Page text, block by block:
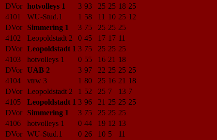
DVor hotvolleys 1 3 93 25 25 18 25
4101
WU-Stud.1 1 58 11 10 25 12
DVor
Simmering 1 3 75 25 25 25
4102
Leopoldstadt 2 0 45 17 17 11
DVor Leopoldstadt 1 3 75 25 25 25
4103
hotvolleys 1 0 55 16 21 18
DVor UAB 2 3 97 22 25 25 25
4104
vtrw 3 1 80 25 16 21 18
DVor Leopoldstadt 2 1 52 25 7 13 7
4105
Leopoldstadt 1 3 96 21 25 25 25
DVor
Simmering 1 3 75 25 25 25
4106
hotvolleys 1 0 44 19 12 13
DVor WU-Stud.1 0 26 10 5
11